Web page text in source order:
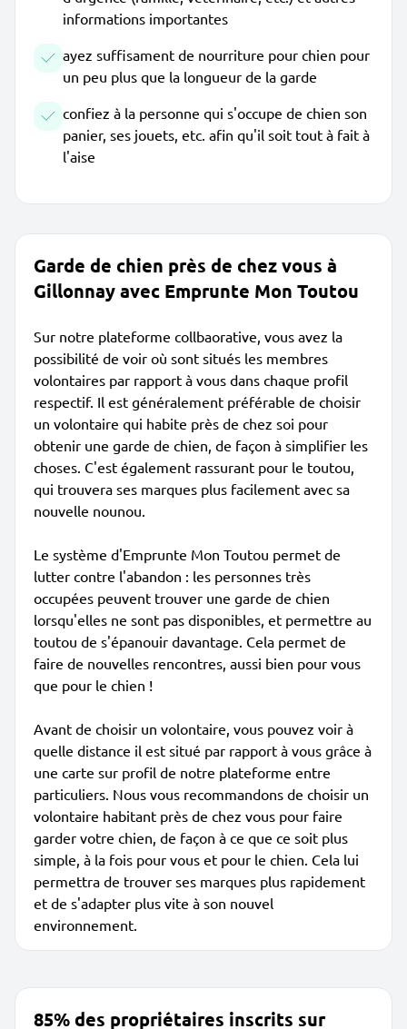
informations importantes
ayez suffisament de nourriture pour chien pour
un peu plus que la longueur de la garde
confiez à la personne qui s'occupe de chien son
panier, ses jouets, etc. afin qu'il soit tout à fait à
l'aise
Garde de chien près de chez vous à
Gillonnay avec Emprunte Mon Toutou
Sur notre plateforme collbaorative, vous avez la
possibilité de voir où sont situés les membres
volontaires par rapport à vous dans chaque profil
respectif. Il est généralement préférable de choisir
un volontaire qui habite près de chez soi pour
obtenir une garde de chien, de façon à simplifier les
choses. C'est également rassurant pour le toutou,
qui trouvera ses marques plus facilement avec sa
nouvelle nounou.
Le système d'Emprunte Mon Toutou permet de
lutter contre l'abandon : les personnes très
occupées peuvent trouver une garde de chien
lorsqu'elles ne sont pas disponibles, et permettre au
toutou de s'épanouir davantage. Cela permet de
faire de nouvelles rencontres, aussi bien pour vous
que pour le chien !
Avant de choisir un volontaire, vous pouvez voir à
quelle distance il est situé par rapport à vous grâce à
une carte sur profil de notre plateforme entre
particuliers. Nous vous recommandons de choisir un
volontaire habitant près de chez vous pour faire
garder votre chien, de façon à ce que ce soit plus
simple, à la fois pour vous et pour le chien. Cela lui
permettra de trouver ses marques plus rapidement
et de s'adapter plus vite à son nouvel
environnement.
85% des propriétaires inscrits sur